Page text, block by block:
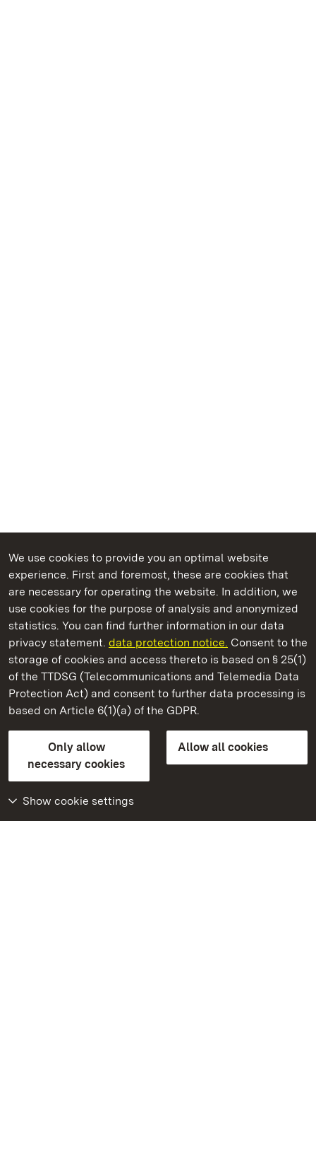
We use cookies to provide you an optimal website
experience. First and foremost, these are cookies that
are necessary for operating the website. In addition, we
use cookies for the purpose of analysis and anonymized
statistics. You can find further information in our data
privacy statement. data protection notice. Consent to the
storage of cookies and access thereto is based on § 25(1)
of the TTDSG (Telecommunications and Telemedia Data
Protection Act) and consent to further data processing is
based on Article 6(1)(a) of the GDPR.
Only allow
necessary cookies
Allow all cookies
Show cookie settings
State Palaces and Gardens of Baden-Wuerttemberg
Staatliche Schlösser und Gärten Baden‑Württemberg
State Palaces and Gardens of Baden-Wuerttemberg
Contact usFAQMasthead
Declaration on barrier-free access
BITV-konform (geprüfte Seiten)